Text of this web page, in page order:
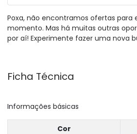
Poxa, não encontramos ofertas para
momento. Mas há muitas outras
por aí! Experimente fazer uma nova
Ficha Técnica
Informações básicas
Cor